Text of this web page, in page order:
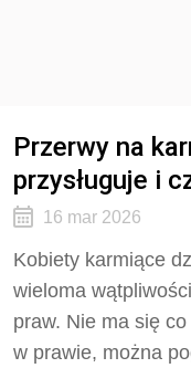
Przerwy na
przysługuje i
16 mar 2026
Kobiety karmiące
wieloma
praw. Nie ma się
w prawie, można